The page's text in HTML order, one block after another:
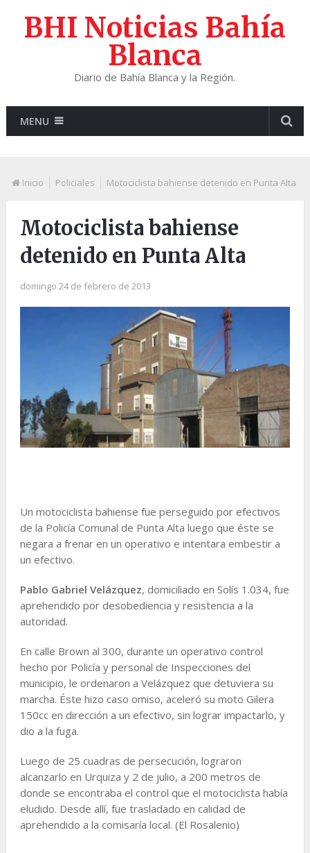
BHI Noticias Bahía
Blanca
Diario de Bahía Blanca y la Región.
MENU
Inicio Policiales Motociclista bahiense detenido en Punta Alta
Motociclista bahiense
detenido en Punta Alta
domingo 24 de febrero de 2013
Un motociclista bahiense fue perseguido por efectivos
de la Policía Comunal de Punta Alta luego que éste se
negara a frenar en un operativo e intentara embestir a
un efectivo.
Pablo Gabriel Velázquez, domiciliado en Solís 1.034, fue
aprehendido por desobediencia y resistencia a la
autoridad.
En calle Brown al 300, durante un operativo control
hecho por Policía y personal de Inspecciones del
municipio, le ordenaron a Velázquez que detuviera su
marcha. Éste hizo caso omiso, aceleró su moto Gilera
150cc en dirección a un efectivo, sin lograr impactarlo, y
dio a la fuga.
Luego de 25 cuadras de persecución, lograron
alcanzarlo en Urquiza y 2 de julio, a 200 metros de
donde se encontraba el control que el motociclista había
eludido. Desde allí, fue trasladado en calidad de
aprehendido a la comisaría local. (El Rosalenio)